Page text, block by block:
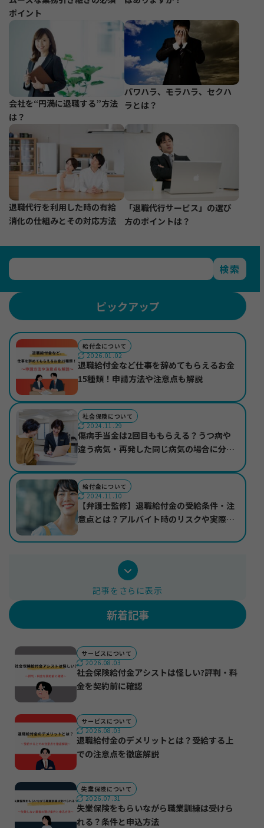
ポイント
会社を“円満に退職する”方法
は？
パワハラ、モラハラ、セクハ
ラとは？
退職代行を利用した時の有給
消化の仕組みとその対応方法
「退職代行サービス」の選び
方のポイントは？
検索
ピックアップ
給付金について
2026.01.02
退職給付金など仕事を辞めてもらえるお金
15種類！申請方法や注意点も解説
社会保険について
2024.11.29
傷病手当金は2回目ももらえる？うつ病や
違う病気・再発した同じ病気の場合に分け
給付金について
2024.11.10
【弁護士監修】退職給付金の受給条件・注
意点とは？アルバイト時のリスクや実際の
記事をさらに表示
新着記事
サービスについて
2026.08.03
社会保険給付金アシストは怪しい?評判・料
金を契約前に確認
サービスについて
2026.08.03
退職給付金のデメリットとは？受給する上
での注意点を徹底解説
失業保険について
2026.07.31
失業保険をもらいながら職業訓練は受けら
れる？条件と申込方法